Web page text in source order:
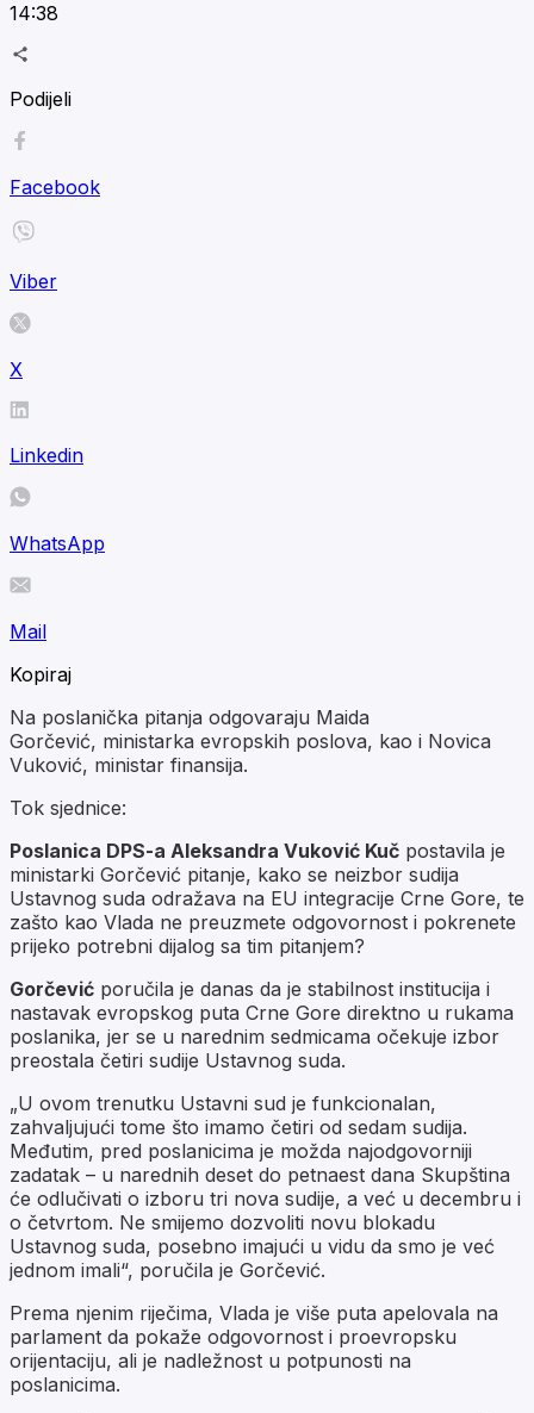
14:38
Podijeli
Facebook
Viber
X
Linkedin
WhatsApp
Mail
Kopiraj
Na poslanička pitanja odgovaraju Maida
Gorčević, ministarka evropskih poslova, kao i Novica
Vuković, ministar finansija.
Tok sjednice:
Poslanica DPS-a Aleksandra Vuković Kuč postavila je
ministarki Gorčević pitanje, kako se neizbor sudija
Ustavnog suda odražava na EU integracije Crne Gore, te
zašto kao Vlada ne preuzmete odgovornost i pokrenete
prijeko potrebni dijalog sa tim pitanjem?
Gorčević poručila je danas da je stabilnost institucija i
nastavak evropskog puta Crne Gore direktno u rukama
poslanika, jer se u narednim sedmicama očekuje izbor
preostala četiri sudije Ustavnog suda.
„U ovom trenutku Ustavni sud je funkcionalan,
zahvaljujući tome što imamo četiri od sedam sudija.
Međutim, pred poslanicima je možda najodgovorniji
zadatak – u narednih deset do petnaest dana Skupština
će odlučivati o izboru tri nova sudije, a već u decembru i
o četvrtom. Ne smijemo dozvoliti novu blokadu
Ustavnog suda, posebno imajući u vidu da smo je već
jednom imali“, poručila je Gorčević.
Prema njenim riječima, Vlada je više puta apelovala na
parlament da pokaže odgovornost i proevropsku
orijentaciju, ali je nadležnost u potpunosti na
poslanicima.